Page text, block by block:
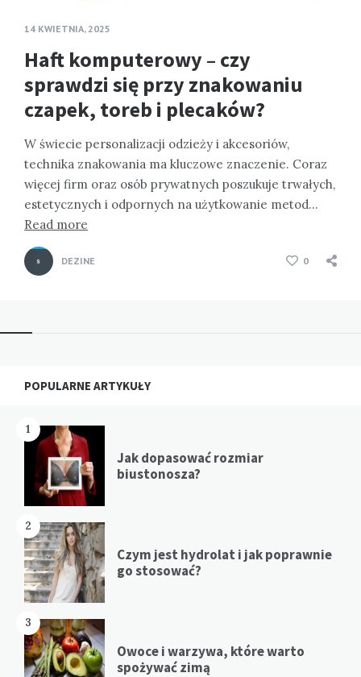
14 KWIETNIA, 2025
Haft komputerowy – czy
sprawdzi się przy znakowaniu
czapek, toreb i plecaków?
W świecie personalizacji odzieży i akcesoriów,
technika znakowania ma kluczowe znaczenie. Coraz
więcej firm oraz osób prywatnych poszukuje trwałych,
estetycznych i odpornych na użytkowanie metod…
Read more
DEZINE 0
Widgets
POPULARNE ARTYKUŁY
1
Jak dopasować rozmiar
biustonosza?
2
Czym jest hydrolat i jak poprawnie
go stosować?
3
Owoce i warzywa, które warto
spożywać zimą